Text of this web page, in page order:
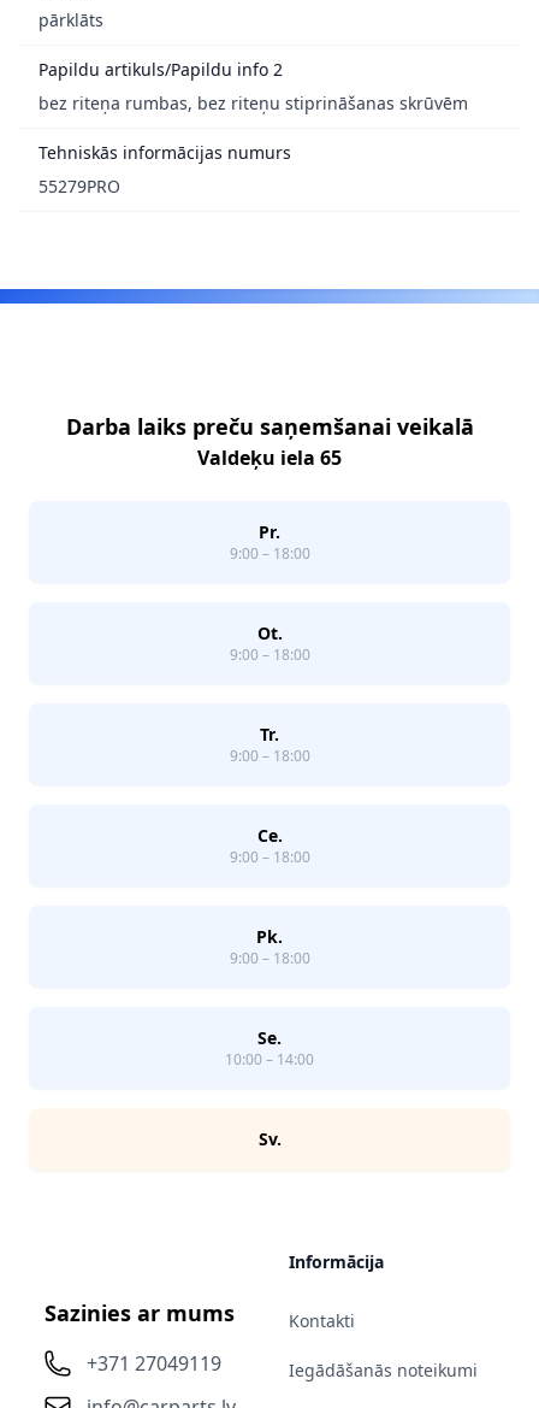
pārklāts
Papildu artikuls/Papildu info 2
bez riteņa rumbas, bez riteņu stiprināšanas skrūvēm
Tehniskās informācijas numurs
55279PRO
Darba laiks preču saņemšanai veikalā
Valdeķu iela 65
Pr.
9:00 – 18:00
Ot.
9:00 – 18:00
Tr.
9:00 – 18:00
Ce.
9:00 – 18:00
Pk.
9:00 – 18:00
Se.
10:00 – 14:00
Sv.
Sazinies ar mums
+371 27049119
Informācija
Kontakti
Iegādāšanās noteikumi